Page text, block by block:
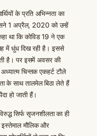
के प्रति अभिन्नता का
1 अप्रैल, 2020 को उन्हें
था कि कोविड 19 ने एक
में धुंध दिख रही है। इससे
है। पर इसमें अवसर की
चिन्तक एकहर्ट टौले
के साथ तालमेल बिठा लेते हैं
हो जाती हैं।
सिर्फ सृजनशीलता का ही
मौलिक और